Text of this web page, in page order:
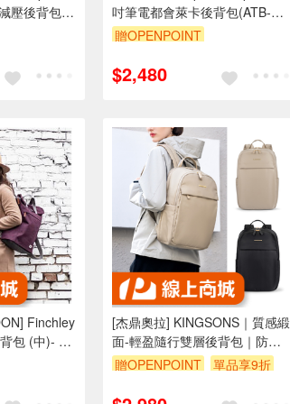
壓後背包
吋筆電都會萊卡後背包(ATB-
328)
贈OPENPOINT
$2,480
Finchley
包 (中)- 紅
[杰鼎奧拉] KINGSONS｜質感緞
面-輕盈隨行雙層後背包｜防潑
水材質｜可容納14吋筆電
贈OPENPOINT 單品享9折